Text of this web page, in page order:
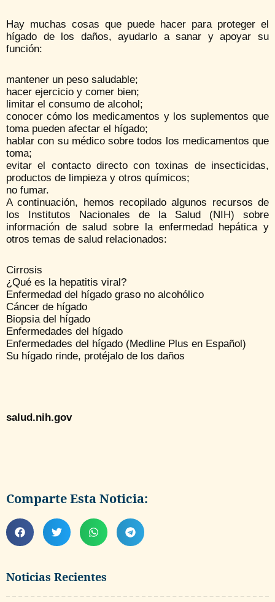
Noticias Recientes
Hay muchas cosas que puede hacer para proteger el
hígado de los daños, ayudarlo a sanar y apoyar su
función:
mantener un peso saludable;
hacer ejercicio y comer bien;
limitar el consumo de alcohol;
conocer cómo los medicamentos y los suplementos que
toma pueden afectar el hígado;
hablar con su médico sobre todos los medicamentos que
toma;
evitar el contacto directo con toxinas de insecticidas,
productos de limpieza y otros químicos;
no fumar.
A continuación, hemos recopilado algunos recursos de
los Institutos Nacionales de la Salud (NIH) sobre
información de salud sobre la enfermedad hepática y
otros temas de salud relacionados:
Cirrosis
¿Qué es la hepatitis viral?
Enfermedad del hígado graso no alcohólico
Cáncer de hígado
Biopsia del hígado
Enfermedades del hígado
Enfermedades del hígado (Medline Plus en Español)
Su hígado rinde, protéjalo de los daños
salud.nih.gov
Comparte Esta Noticia: